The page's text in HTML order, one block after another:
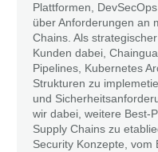
Plattformen,
über Anforderungen an
Chains. Als
Kunden dabei,
Pipelines, Kubernetes
Strukturen zu
und
wir dabei, weitere Best-
Supply Chains zu
Security Konzepte, vom